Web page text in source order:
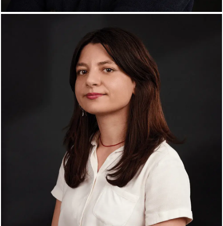
Adelina Maria Cristescu
Web Developer